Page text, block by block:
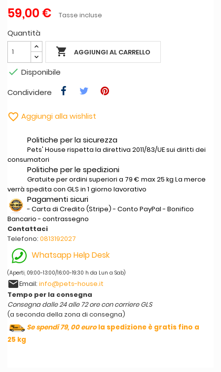
59,00 € Tasse incluse
Quantità
 AGGIUNGI AL CARRELLO
 Disponibile
Condividere
 Aggiungi alla wishlist
Politiche per la sicurezza
Pets' House rispetta la direttiva 2011/83/UE sui diritti dei
consumatori
Politiche per le spedizioni
Gratuite per ordini superiori a 79 € max 25 kg La merce
verrà spedita con GLS in 1 giorno lavorativo
Pagamenti sicuri
- Carta di Credito (Stripe) - Conto PayPal - Bonifico
Bancario - contrassegno
Contattaci
Telefono: 0813192027
Whatsapp Help Desk
(Aperti, 09:00-13:00/16:00-19:30 h da Lun a Sab)
emailEmail: info@pets-house.it
Tempo per la consegna
Consegna dalle 24 alle 72 ore con corriere GLS
(a seconda della zona di consegna)
Se spendi 79, 00 eurola spedizione è gratis fino a
25 kg